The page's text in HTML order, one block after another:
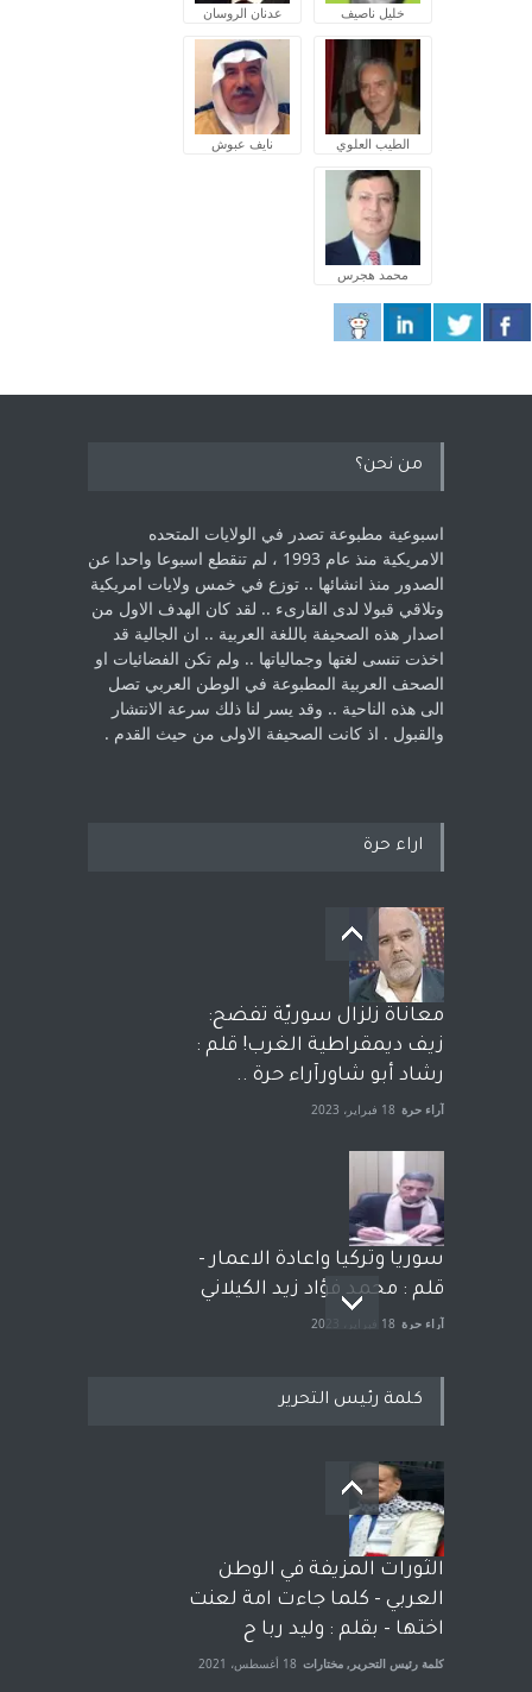
خليل ناصيف عدنان الروسان
الطيب العلوي نايف عبوش
محمد هجرس
من نحن؟
اسبوعية مطبوعة تصدر في الولايات المتحده
الامريكية منذ عام 1993 ، لم ‏تنقطع اسبوعا واحدا عن
الصدور منذ انشائها .. توزع في خمس ولايات امريكية
‏وتلاقي قبولا لدى القارىء ..‏ لقد كان الهدف الاول من
اصدار هذه الصحيفة باللغة العربية .. ان الجالية قد
اخذت ‏تنسى لغتها وجمالياتها .. ولم تكن الفضائيات او
الصحف العربية المطبوعة في الوطن ‏العربي تصل
الى هذه الناحية .. وقد يسر لنا ذلك سرعة الانتشار
والقبول . اذ كانت ‏الصحيفة الاولى من حيث القدم . ‏
اراء حرة
معاناة زلزال سوريّة تفضح:
زيف ديمقراطية الغرب! قلم :
رشاد أبو شاورآراء حرة ..
آراء حرة 18 فبراير، 2023
سوريا وتركيا واعادة الاعمار -
قلم : محمد فؤاد زيد الكيلاني
آراء حرة 18 فبراير، 2023
بعد معارك قضائية طاحنة كتب
وترافع فيها بنفسه مرة اخرى..
الشيخ طارق يوسف يقهر
الحكومة الأمريكية ، فأعطوه
الجنسية عن يد وهم صاغرون،
آراء حرة مختارات 7 أبريل، 2023
كلمة رئيس التحرير
الثورات المزيفة في الوطن
العربي - كلما جاءت امة لعنت
اختها - بقلم : وليد ربا ح
كلمة رئيس التحرير , مختارات 18 أغسطس، 2021